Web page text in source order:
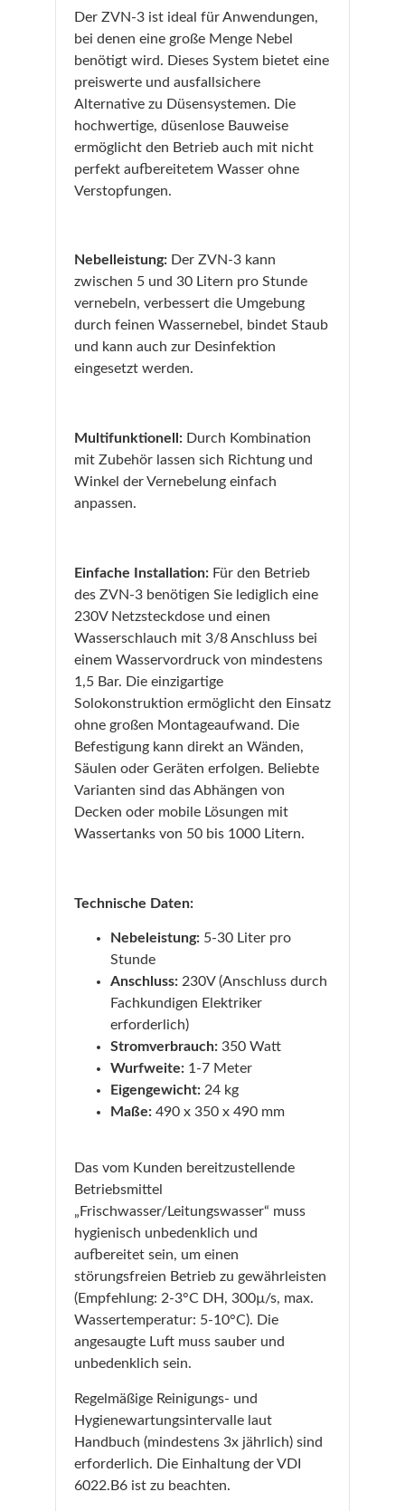
Der ZVN-3 ist ideal für Anwendungen,
bei denen eine große Menge Nebel
benötigt wird. Dieses System bietet eine
preiswerte und ausfallsichere
Alternative zu Düsensystemen. Die
hochwertige, düsenlose Bauweise
ermöglicht den Betrieb auch mit nicht
perfekt aufbereitetem Wasser ohne
Verstopfungen.
Nebelleistung:Der ZVN-3 kann
zwischen 5 und 30 Litern pro Stunde
vernebeln, verbessert die Umgebung
durch feinen Wassernebel, bindet Staub
und kann auch zur Desinfektion
eingesetzt werden.
Multifunktionell:Durch Kombination
mit Zubehör lassen sich Richtung und
Winkel der Vernebelung einfach
anpassen.
Einfache Installation:Für den Betrieb
des ZVN-3 benötigen Sie lediglich eine
230V Netzsteckdose und einen
Wasserschlauch mit 3/8 Anschluss bei
einem Wasservordruck von mindestens
1,5 Bar. Die einzigartige
Solokonstruktion ermöglicht den Einsatz
ohne großen Montageaufwand. Die
Befestigung kann direkt an Wänden,
Säulen oder Geräten erfolgen. Beliebte
Varianten sind das Abhängen von
Decken oder mobile Lösungen mit
Wassertanks von 50 bis 1000 Litern.
Technische Daten:
Nebeleistung:5-30 Liter pro
Stunde
Anschluss:230V (Anschluss durch
Fachkundigen Elektriker
erforderlich)
Stromverbrauch:350 Watt
Wurfweite:1-7 Meter
Eigengewicht:24 kg
Maße:490 x 350 x 490 mm
Das vom Kunden bereitzustellende
Betriebsmittel
„Frischwasser/Leitungswasser“ muss
hygienisch unbedenklich und
aufbereitet sein, um einen
störungsfreien Betrieb zu gewährleisten
(Empfehlung: 2-3°C DH, 300µ/s, max.
Wassertemperatur: 5-10°C). Die
angesaugte Luft muss sauber und
unbedenklich sein.
Regelmäßige Reinigungs- und
Hygienewartungsintervalle laut
Handbuch (mindestens 3x jährlich) sind
erforderlich. Die Einhaltung der VDI
6022.B6 ist zu beachten.